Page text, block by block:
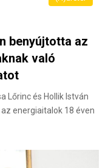
benyújtotta az
való
Lőrinc és Hollik István
energiaitalok 18 éven